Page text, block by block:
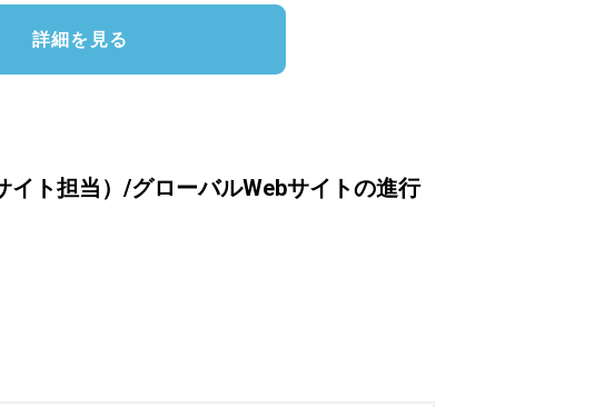
詳細を見る
イト担当）/グローバルWebサイトの進行